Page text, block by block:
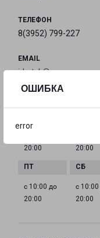
ОШИБКА
error
ТЕЛЕФОН
8(3952) 799-227
EMAIL
irkutsk@pecom.ru
20:00
20:00
с 10:00 до
20:00
с
20:00